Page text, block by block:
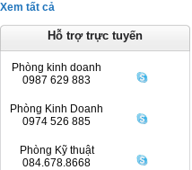
Xem tất cả
Hỗ trợ trực tuyến
Phòng kinh doanh
0987 629 883
Phòng Kinh Doanh
0974 526 885
Phòng Kỹ thuật
084.678.8668